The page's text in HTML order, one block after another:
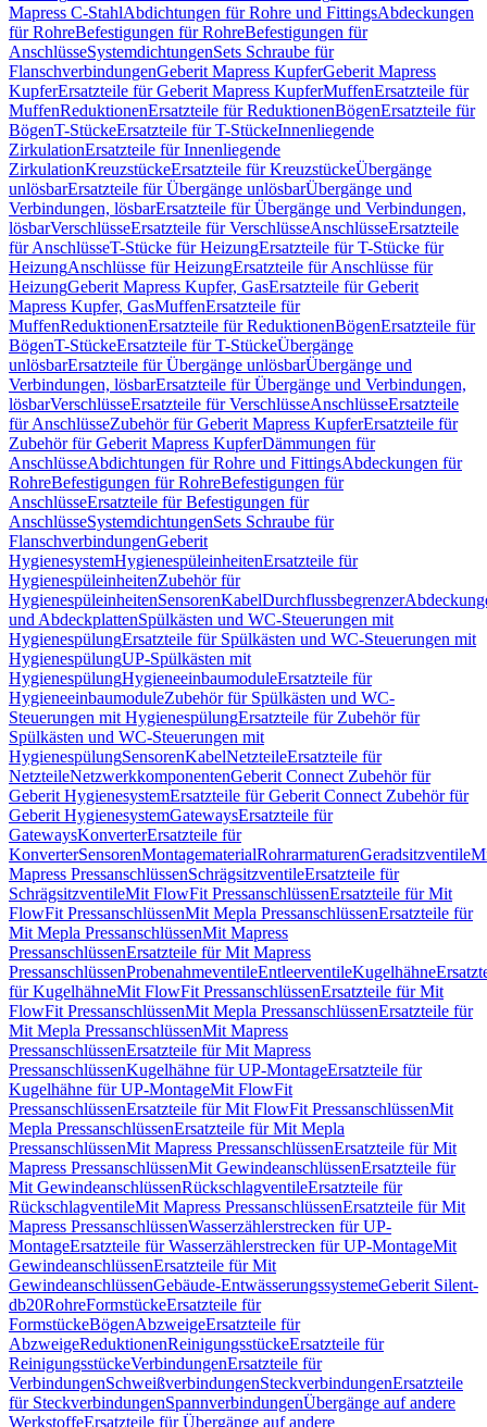
Mapress C-StahlAbdichtungen für Rohre und FittingsAbdeckungen
für RohreBefestigungen für RohreBefestigungen für
AnschlüsseSystemdichtungenSets Schraube für
FlanschverbindungenGeberit Mapress KupferGeberit Mapress
KupferErsatzteile für Geberit Mapress KupferMuffenErsatzteile für
MuffenReduktionenErsatzteile für ReduktionenBögenErsatzteile für
BögenT-StückeErsatzteile für T-StückeInnenliegende
ZirkulationErsatzteile für Innenliegende
ZirkulationKreuzstückeErsatzteile für KreuzstückeÜbergänge
unlösbarErsatzteile für Übergänge unlösbarÜbergänge und
Verbindungen, lösbarErsatzteile für Übergänge und Verbindungen,
lösbarVerschlüsseErsatzteile für VerschlüsseAnschlüsseErsatzteile
für AnschlüsseT-Stücke für HeizungErsatzteile für T-Stücke für
HeizungAnschlüsse für HeizungErsatzteile für Anschlüsse für
HeizungGeberit Mapress Kupfer, GasErsatzteile für Geberit
Mapress Kupfer, GasMuffenErsatzteile für
MuffenReduktionenErsatzteile für ReduktionenBögenErsatzteile für
BögenT-StückeErsatzteile für T-StückeÜbergänge
unlösbarErsatzteile für Übergänge unlösbarÜbergänge und
Verbindungen, lösbarErsatzteile für Übergänge und Verbindungen,
lösbarVerschlüsseErsatzteile für VerschlüsseAnschlüsseErsatzteile
für AnschlüsseZubehör für Geberit Mapress KupferErsatzteile für
Zubehör für Geberit Mapress KupferDämmungen für
AnschlüsseAbdichtungen für Rohre und FittingsAbdeckungen für
RohreBefestigungen für RohreBefestigungen für
AnschlüsseErsatzteile für Befestigungen für
AnschlüsseSystemdichtungenSets Schraube für
FlanschverbindungenGeberit
HygienesystemHygienespüleinheitenErsatzteile für
HygienespüleinheitenZubehör für
HygienespüleinheitenSensorenKabelDurchflussbegrenzer
und AbdeckplattenSpülkästen und WC-Steuerungen mit
HygienespülungErsatzteile für Spülkästen und WC-Steuerungen mit
HygienespülungUP-Spülkästen mit
HygienespülungHygieneeinbaumoduleErsatzteile für
HygieneeinbaumoduleZubehör für Spülkästen und WC-
Steuerungen mit HygienespülungErsatzteile für Zubehör für
Spülkästen und WC-Steuerungen mit
HygienespülungSensorenKabelNetzteileErsatzteile für
NetzteileNetzwerkkomponentenGeberit Connect Zubehör für
Geberit HygienesystemErsatzteile für Geberit Connect Zubehör für
Geberit HygienesystemGatewaysErsatzteile für
GatewaysKonverterErsatzteile für
KonverterSensorenMontagematerialRohrarmaturenGeradsitzventile
Mapress PressanschlüssenSchrägsitzventileErsatzteile für
SchrägsitzventileMit FlowFit PressanschlüssenErsatzteile für Mit
FlowFit PressanschlüssenMit Mepla PressanschlüssenErsatzteile für
Mit Mepla PressanschlüssenMit Mapress
PressanschlüssenErsatzteile für Mit Mapress
PressanschlüssenProbenahmeventileEntleerventileKugelhähne
für KugelhähneMit FlowFit PressanschlüssenErsatzteile für Mit
FlowFit PressanschlüssenMit Mepla PressanschlüssenErsatzteile für
Mit Mepla PressanschlüssenMit Mapress
PressanschlüssenErsatzteile für Mit Mapress
PressanschlüssenKugelhähne für UP-MontageErsatzteile für
Kugelhähne für UP-MontageMit FlowFit
PressanschlüssenErsatzteile für Mit FlowFit PressanschlüssenMit
Mepla PressanschlüssenErsatzteile für Mit Mepla
PressanschlüssenMit Mapress PressanschlüssenErsatzteile für Mit
Mapress PressanschlüssenMit GewindeanschlüssenErsatzteile für
Mit GewindeanschlüssenRückschlagventileErsatzteile für
RückschlagventileMit Mapress PressanschlüssenErsatzteile für Mit
Mapress PressanschlüssenWasserzählerstrecken für UP-
MontageErsatzteile für Wasserzählerstrecken für UP-MontageMit
GewindeanschlüssenErsatzteile für Mit
GewindeanschlüssenGebäude-EntwässerungssystemeGeberit Silent-
db20RohreFormstückeErsatzteile für
FormstückeBögenAbzweigeErsatzteile für
AbzweigeReduktionenReinigungsstückeErsatzteile für
ReinigungsstückeVerbindungenErsatzteile für
VerbindungenSchweißverbindungenSteckverbindungenErsatzteile
für SteckverbindungenSpannverbindungenÜbergänge auf andere
WerkstoffeErsatzteile für Übergänge auf andere